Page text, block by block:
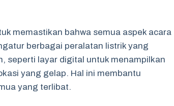
memastikan bahwa semua aspek acara
berbagai peralatan listrik yang
seperti layar digital untuk menampilkan
yang gelap. Hal ini membantu
yang terlibat.